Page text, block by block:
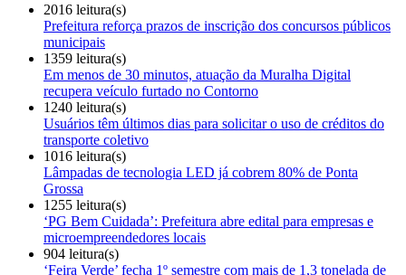
2016 leitura(s)
Prefeitura reforça prazos de inscrição dos concursos públicos
municipais
1359 leitura(s)
Em menos de 30 minutos, atuação da Muralha Digital
recupera veículo furtado no Contorno
1240 leitura(s)
Usuários têm últimos dias para solicitar o uso de créditos do
transporte coletivo
1016 leitura(s)
Lâmpadas de tecnologia LED já cobrem 80% de Ponta
Grossa
1255 leitura(s)
‘PG Bem Cuidada’: Prefeitura abre edital para empresas e
microempreendedores locais
904 leitura(s)
‘Feira Verde’ fecha 1º semestre com mais de 1,3 tonelada de